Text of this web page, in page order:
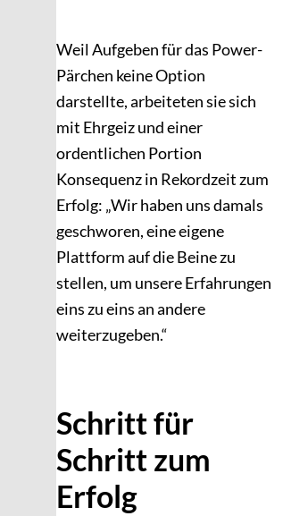
Weil Aufgeben für das Power-
Pärchen keine Option
darstellte, arbeiteten sie sich
mit Ehrgeiz und einer
ordentlichen Portion
Konsequenz in Rekordzeit zum
Erfolg: „Wir haben uns damals
geschworen, eine eigene
Plattform auf die Beine zu
stellen, um unsere Erfahrungen
eins zu eins an andere
weiterzugeben.“
Schritt für
Schritt zum
Erfolg